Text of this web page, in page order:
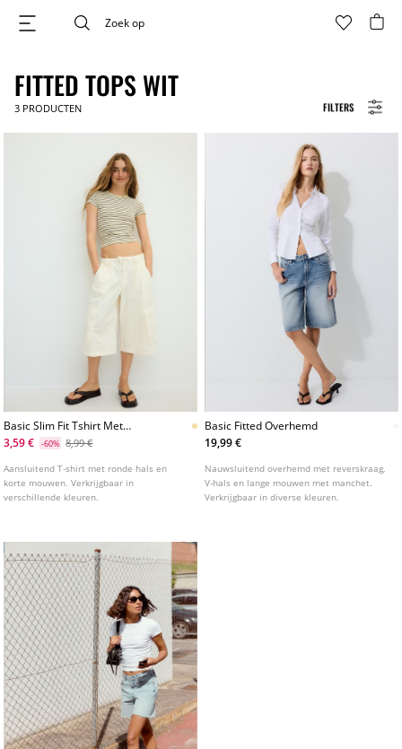
FILTERS
FITTED TOPS WIT
3 PRODUCTEN
Basic Slim Fit Tshirt Met
Strepen
3,59 € -60% 8,99 €
Aansluitend T-shirt met ronde hals en
korte mouwen. Verkrijgbaar in
verschillende kleuren.
Basic Fitted Overhemd
19,99 €
Nauwsluitend overhemd met reverskraag,
V-hals en lange mouwen met manchet.
Verkrijgbaar in diverse kleuren.